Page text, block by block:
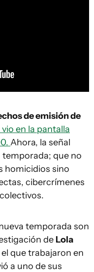
de emisión de
vio en la pantalla
Ahora, la señal
que no
homicidios sino
cibercrímenes
temporada son
de Lola
que trabajaron en
a uno de sus